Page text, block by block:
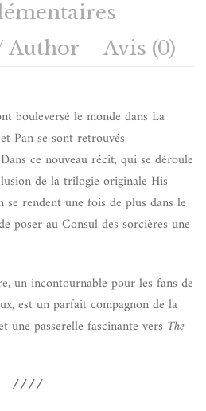
Author
Avis (0)
bouleversé le monde dans La
Pan se sont retrouvés
ce nouveau récit, qui se déroule
de la trilogie originale His
rendent une fois de plus dans le
poser au Consul des sorcières une
un incontournable pour les fans de
est un parfait compagnon de la
une passerelle fascinante vers The
////